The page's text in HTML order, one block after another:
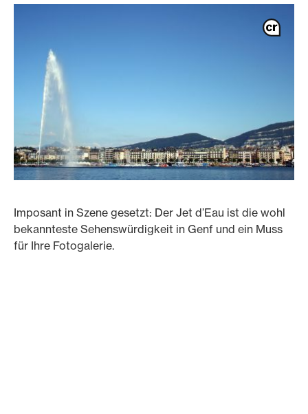
Imposant in Szene gesetzt: Der Jet d’Eau ist die wohl
bekannteste Sehenswürdigkeit in Genf und ein Muss
für Ihre Fotogalerie.